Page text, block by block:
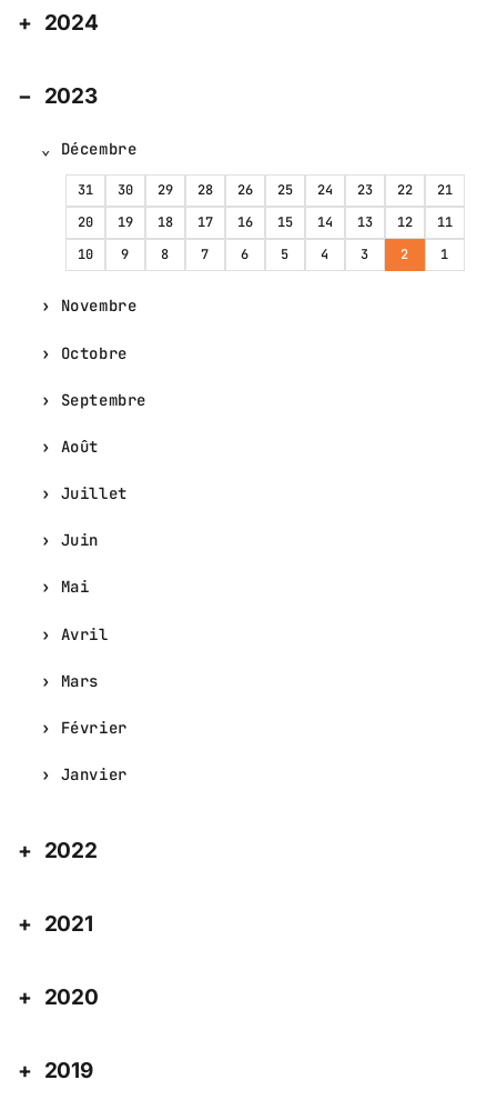
2024
2023
Décembre
31 30 29 28 26 25 24 23 22
21
20
19 18 17 16 15 14 13 12
11
10
9 8 7 6 5 4 3 2 1
Novembre
Octobre
Septembre
Août
Juillet
Juin
Mai
Avril
Mars
Février
Janvier
2022
2021
2020
2019